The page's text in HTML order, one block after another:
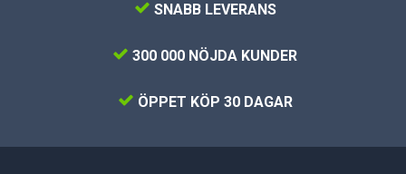
SNABB LEVERANS
300 000 NÖJDA KUNDER
ÖPPET KÖP 30 DAGAR